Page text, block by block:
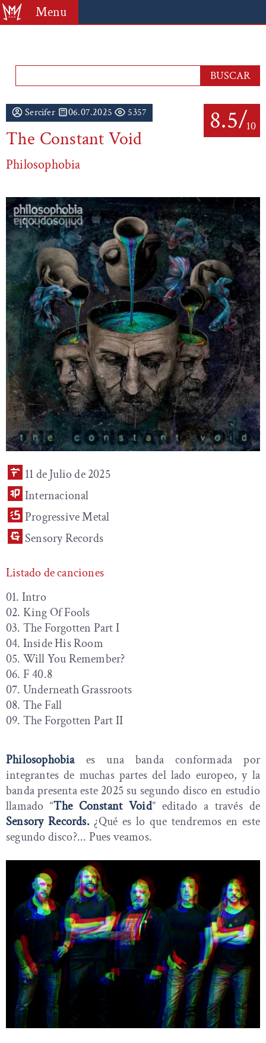
Menu
8.5/10
Sercifer 06.07.2025 5357
The Constant Void
Philosophobia
11 de Julio de 2025
Internacional
Progressive Metal
Sensory Records
Listado de canciones
01. Intro
02. King Of Fools
03. The Forgotten Part I
04. Inside His Room
05. Will You Remember?
06. F 40.8
07. Underneath Grassroots
08. The Fall
09. The Forgotten Part II
Philosophobia es una banda conformada por
integrantes de muchas partes del lado europeo, y la
banda presenta este 2025 su segundo disco en estudio
llamado “The Constant Void” editado a través de
Sensory Records.¿Qué es lo que tendremos en este
segundo disco?... Pues veamos.